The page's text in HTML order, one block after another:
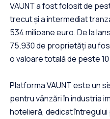
VAUNT a fost folosit de
trecut și a intermediat
534 milioane euro. De la
75.930 de proprietăți au
o valoare totală de peste
Platforma VAUNT este un
pentru vânzări în industria
hotelieră, dedicat